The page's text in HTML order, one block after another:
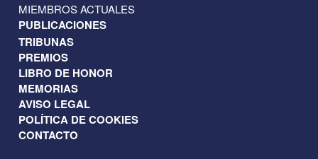
MIEMBROS ACTUALES
PUBLICACIONES
TRIBUNAS
PREMIOS
LIBRO DE HONOR
MEMORIAS
AVISO LEGAL
POLÍTICA DE COOKIES
CONTACTO